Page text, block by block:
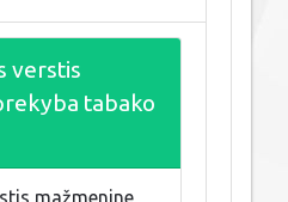
verstis
tabako
mažmenine